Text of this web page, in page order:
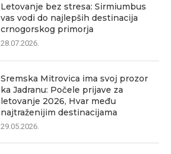
Letovanje bez stresa: Sirmiumbus
vas vodi do najlepših destinacija
crnogorskog primorja
28.07.2026.
Sremska Mitrovica ima svoj prozor
ka Jadranu: Počele prijave za
letovanje 2026, Hvar među
najtraženijim destinacijama
29.05.2026.